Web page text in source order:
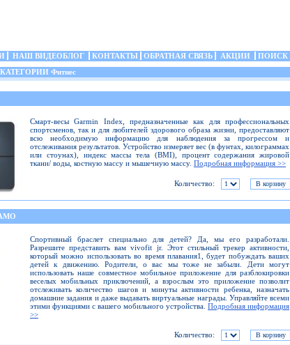
НАШ ВИДЕОБЛОГ КОНТАКТЫ ОБРАТНАЯ СВЯЗЬ АКЦИИ ПОИСК
Фитнес
Смарт-весы Garmin Index, предназначенные как для профессиональных
спортсменов, так и для любителей здорового образа жизни, предоставляют
всю необходимую информацию для наблюдения за прогрессом и
отслеживания результатов. Устройство измеряет вес (в фунтах, килограммах
или стоунах), индекс массы тела (BMI), процент содержания жировой
ткани/ воды, костную массу и мышечную массу. Подробная информация >>
Количество:
Спортивный браслет специально для детей? Да, мы его разработали.
Разрешите представить вам vivofit jr. Этот стильный трекер активности,
который можно использовать во время плавания1, будет побуждать ваших
детей к движению. Родители, о вас мы тоже не забыли. Дети могут
использовать наше совместное мобильное приложение для разблокировки
веселых мобильных приключений, а взрослым это приложение позволит
отслеживать количество шагов и минуты активности ребенка, назначать
домашние задания и даже выдавать виртуальные награды. Управляйте всеми
этими функциями с вашего мобильного устройства. Подробная информация
>>
Количество: